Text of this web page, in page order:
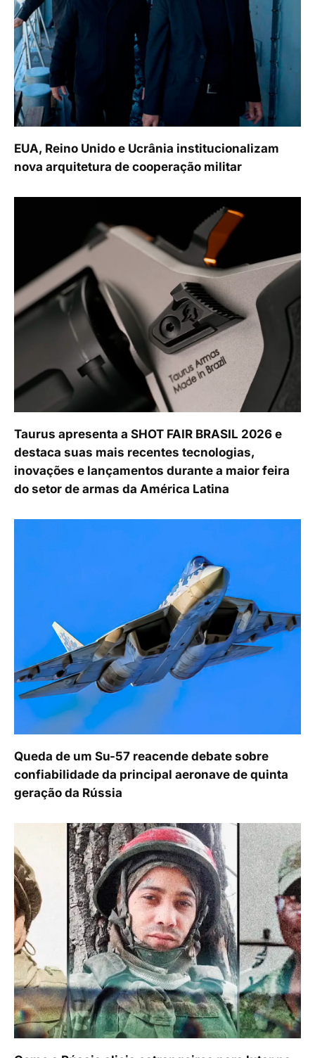
EUA, Reino Unido e Ucrânia institucionalizam
nova arquitetura de cooperação militar
Taurus apresenta a SHOT FAIR BRASIL 2026 e
destaca suas mais recentes tecnologias,
inovações e lançamentos durante a maior feira
do setor de armas da América Latina
Queda de um Su-57 reacende debate sobre
confiabilidade da principal aeronave de quinta
geração da Rússia